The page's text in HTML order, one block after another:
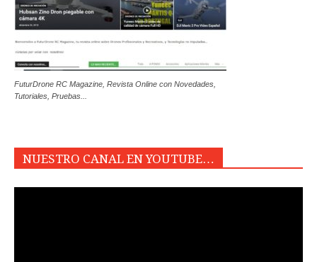
FuturDrone RC Magazine, Revista Online con Novedades,
Tutoriales, Pruebas...
NUESTRO CANAL EN YOUTUBE…